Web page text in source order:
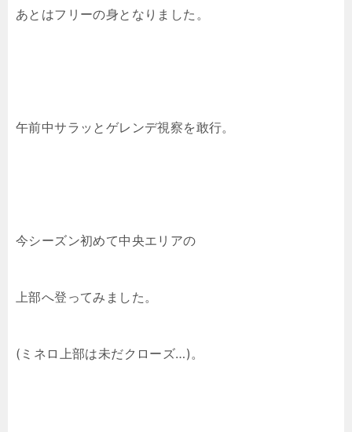
あとはフリーの身となりました。
午前中サラッとゲレンデ視察を敢行。
今シーズン初めて中央エリアの
上部へ登ってみました。
(ミネロ上部は未だクローズ…)。